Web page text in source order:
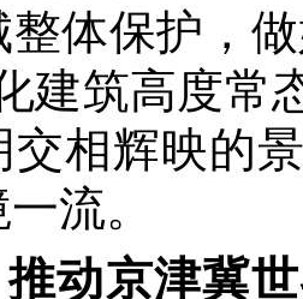
整体保护，
建筑高度常
交相辉映的
流。
推动京津冀